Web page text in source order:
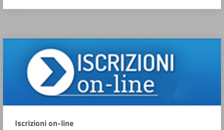
Iscrizioni on-line